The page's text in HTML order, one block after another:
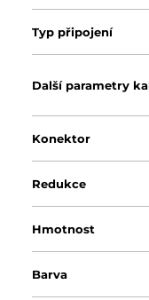
Typ připojení
Další parametry
Konektor
Redukce
Hmotnost
Barva